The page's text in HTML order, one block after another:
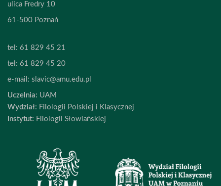
ulica Fredry 10
61-500 Poznań
tel: 61 829 45 21
tel: 61 829 45 20
e-mail: slavic@amu.edu.pl
Uczelnia: UAM
Wydział: Filologii Polskiej i Klasycznej
Instytut: Filologii Słowiańskiej